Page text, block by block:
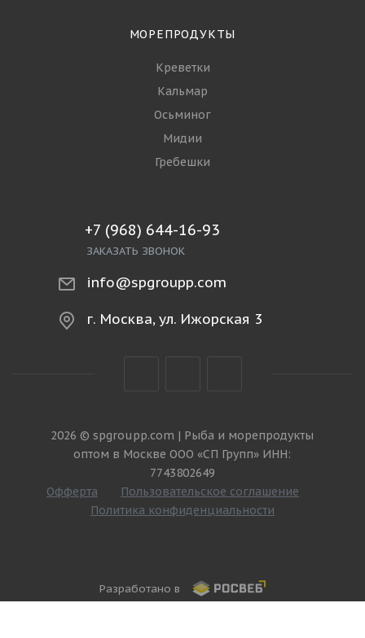
МОРЕПРОДУКТЫ
Креветки
Кальмар
Осьминог
Мидии
Гребешки
+7 (968) 644-16-93
ЗАКАЗАТЬ ЗВОНОК
info@spgroupp.com
г. Москва, ул. Ижорская 3
2026 © spgroupp.com | Рыба и морепродукты
оптом в Москве ООО «СП Групп» ИНН:
7743802649
Офферта
Пользовательское соглашение
Политика конфиденциальности
Разработано в